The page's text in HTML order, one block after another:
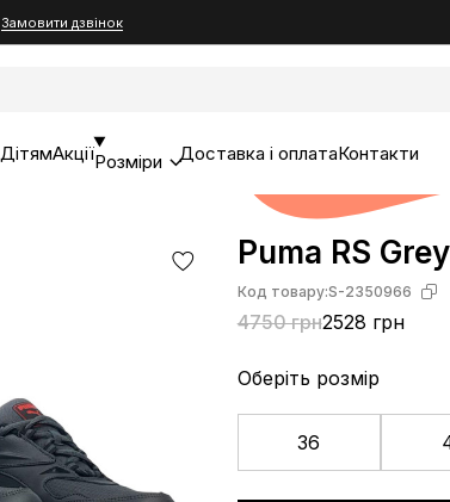
Замовити дзвінок
ДітямАкціїРозміри Доставка і оплатаКонтакти
Puma RS
Код товару:S-2350966
4750 грн2528 грн
Оберіть розмір
36